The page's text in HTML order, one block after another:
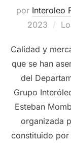
por Interoleo
2023
Calidad y
que se han
del
Grupo
Esteban
organizada
constituido por